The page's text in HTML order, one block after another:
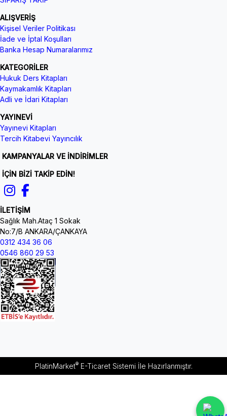
ALIŞVERİŞ
Kişisel Veriler Politikası
İade ve İptal Koşulları
Banka Hesap Numaralarımız
KATEGORİLER
Hukuk Ders Kitapları
Kaymakamlık Kitapları
Adli ve İdari Kitapları
YAYINEVİ
Yayınevi Kitapları
Tercih Kitabevi Yayıncılık
KAMPANYALAR VE İNDİRİMLER
İÇİN BİZİ TAKİP EDİN!
İLETİŞİM
Sağlık Mah.Ataç 1 Sokak
No:7/B ANKARA/ÇANKAYA
0312 434 36 06
0546 860 29 53
PlatinMarket®E-Ticaret Sistemiİle Hazırlanmıştır.